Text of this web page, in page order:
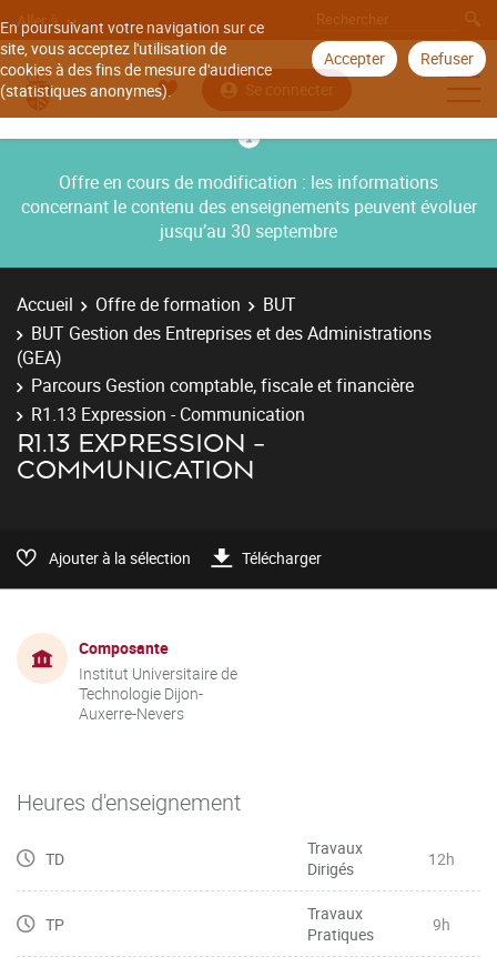
En poursuivant votre navigation sur ce
site, vous acceptez l'utilisation de
cookies à des fins de mesure d'audience
(statistiques anonymes).
Accepter Refuser
Aller à
Se connecter
Offre en cours de modification : les informations
concernant le contenu des enseignements peuvent évoluer
jusqu’au 30 septembre
Accueil Offre de formation
BUT
BUT Gestion des Entreprises et des Administrations
(GEA)
Parcours Gestion comptable, fiscale et financière
R1.13 Expression - Communication
R1.13 EXPRESSION -
COMMUNICATION
Ajouter à la sélection Télécharger
Composante
Institut Universitaire de
Technologie Dijon-
Auxerre-Nevers
Heures d'enseignement
TD
Travaux
Dirigés
12h
TP
Travaux
Pratiques
9h